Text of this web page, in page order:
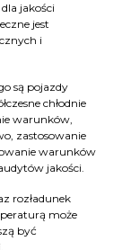
jakości
jest
i
są pojazdy
chłodnie
warunków,
zastosowanie
warunków
jakości.
rozładunek
może
być